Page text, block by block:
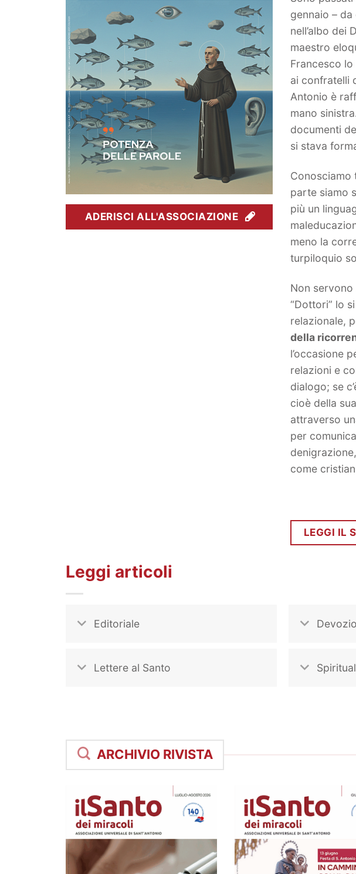
ADERISCI ALL'ASSOCIAZIONE
gennaio – da
nell’albo dei
maestro
Francesco
ai confratelli
Antonio è
mano
documenti
si stava
Conosciamo
parte siamo
più un
meno la
turpiloquio
Non
“Dottori” lo
relazionale,
della
l’occasione
relazioni e
dialogo; se
cioè della
attraverso
per
come
LEGGI IL
Leggi articoli
Editoriale
Lettere al Santo
ARCHIVIO RIVISTA